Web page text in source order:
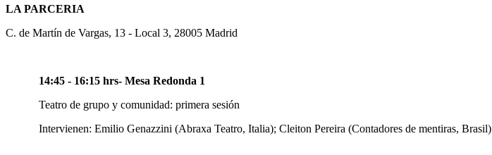
LA PARCERIA
C. de Martín de Vargas, 13 - Local 3, 28005 Madrid
14:45 - 16:15 hrs- Mesa Redonda 1
Teatro de grupo y comunidad: primera sesión
Intervienen: Emilio Genazzini (Abraxa Teatro, Italia); Cleiton Pereira (Contadores de mentiras, Brasil)